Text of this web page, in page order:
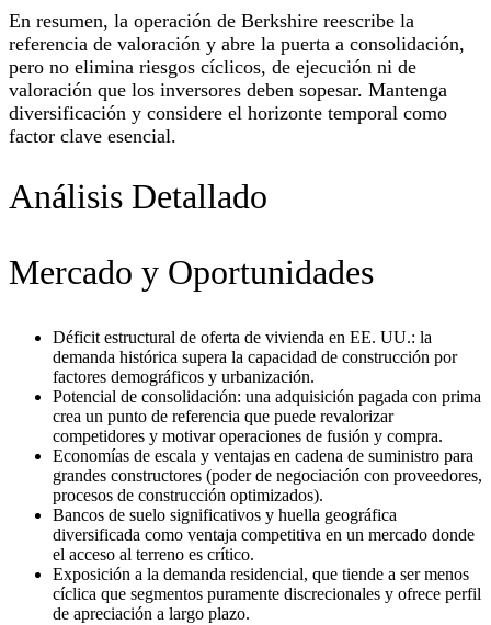
En resumen, la operación de Berkshire reescribe la
referencia de valoración y abre la puerta a consolidación,
pero no elimina riesgos cíclicos, de ejecución ni de
valoración que los inversores deben sopesar. Mantenga
diversificación y considere el horizonte temporal como
factor clave esencial.
Análisis Detallado
Mercado y Oportunidades
Déficit estructural de oferta de vivienda en EE. UU.: la
demanda histórica supera la capacidad de construcción por
factores demográficos y urbanización.
Potencial de consolidación: una adquisición pagada con prima
crea un punto de referencia que puede revalorizar
competidores y motivar operaciones de fusión y compra.
Economías de escala y ventajas en cadena de suministro para
grandes constructores (poder de negociación con proveedores,
procesos de construcción optimizados).
Bancos de suelo significativos y huella geográfica
diversificada como ventaja competitiva en un mercado donde
el acceso al terreno es crítico.
Exposición a la demanda residencial, que tiende a ser menos
cíclica que segmentos puramente discrecionales y ofrece perfil
de apreciación a largo plazo.